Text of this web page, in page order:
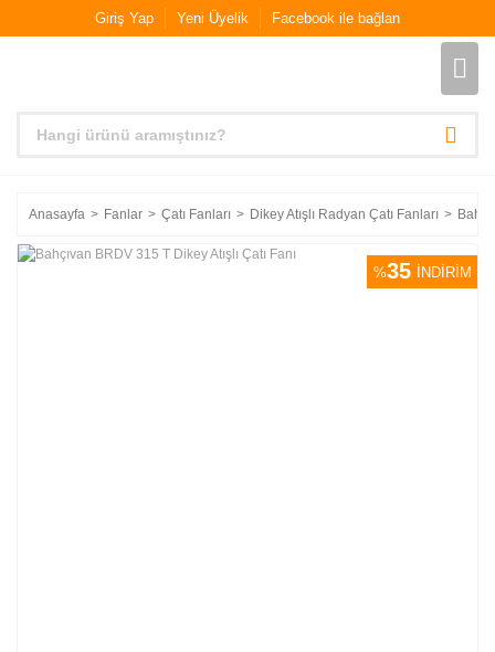
Giriş Yap Yeni Üyelik Facebook ile bağlan
Anasayfa Fanlar Çatı Fanları Dikey Atışlı Radyan Çatı Fanları
%35 İNDİRİM